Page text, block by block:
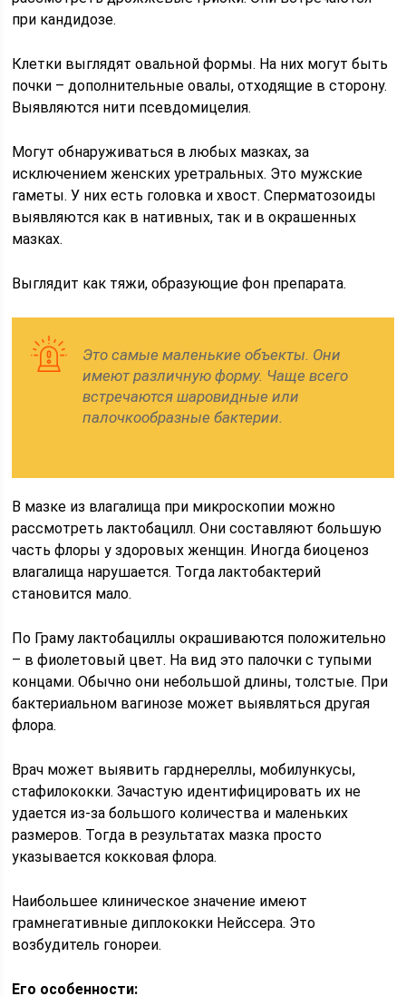
при кандидозе.
Клетки выглядят овальной формы. На них могут быть
почки – дополнительные овалы, отходящие в сторону.
Выявляются нити псевдомицелия.
Могут обнаруживаться в любых мазках, за
исключением женских уретральных. Это мужские
гаметы. У них есть головка и хвост. Сперматозоиды
выявляются как в нативных, так и в окрашенных
мазках.
Выглядит как тяжи, образующие фон препарата.
Это самые маленькие объекты. Они
имеют различную форму. Чаще всего
встречаются шаровидные или
палочкообразные бактерии.
В мазке из влагалища при микроскопии можно
рассмотреть лактобацилл. Они составляют большую
часть флоры у здоровых женщин. Иногда биоценоз
влагалища нарушается. Тогда лактобактерий
становится мало.
По Граму лактобациллы окрашиваются положительно
– в фиолетовый цвет. На вид это палочки с тупыми
концами. Обычно они небольшой длины, толстые. При
бактериальном вагинозе может выявляться другая
флора.
Врач может выявить гарднереллы, мобилункусы,
стафилококки. Зачастую идентифицировать их не
удается из-за большого количества и маленьких
размеров. Тогда в результатах мазка просто
указывается кокковая флора.
Наибольшее клиническое значение имеют
грамнегативные диплококки Нейссера. Это
возбудитель гонореи.
Его особенности: